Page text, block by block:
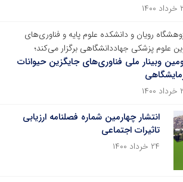
پژوهشگاه رویان و دانشکده علوم پایه و فناوری‌‎های
علوم پزشکی جهاددانشگاهی برگزار می‌کند؛
وبینار ملی فناوری‌های جایگزین حیوانات
انتشار چهارمین شماره فصلنامه ارزیابی
تاثیرات اجتماعی
۲۴ خرداد ۱۴۰۰